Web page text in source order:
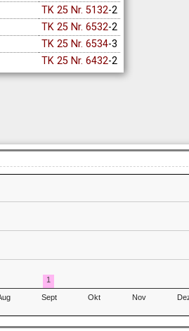
TK 25 Nr. 5132-2
TK 25 Nr. 6532-2
TK 25 Nr. 6534-3
TK 25 Nr. 6432-2
Sept Okt Nov
1